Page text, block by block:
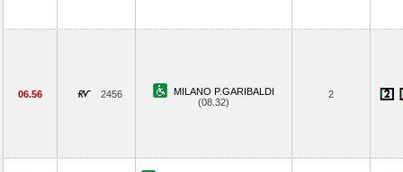
06.56 2456
MILANO P.GARIBALDI
(08.32)
2